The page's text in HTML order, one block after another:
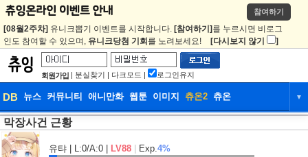
참여하기
[08월2주차] 유니크뽑기 이벤트를 시작합니다. [참여하기] 를 누르시면 비로그
인도 참여할 수 있으며, 유니크당첨 기회 를 노려보세요! [다시보지 않기 ]
회원가입 | 분실찾기 | 다크모드 | 로그인유지
DB 뉴스 커뮤니티 애니만화 웹툰 이미지 츄온2 츄온 ▼
DB
웹툰 이미지
막장사건 근황
유탸 | L:0/A:0 | LV88 Exp.4%